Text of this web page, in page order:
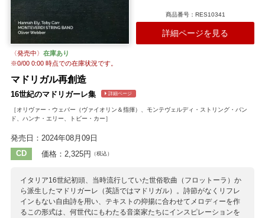
ストコフスキー自身が書き残した彼が理想とする音を目標として丁寧
にリマスター。その特異なアゴーギクや楽器法を鮮明かつダイナミッ
クに楽しむことが出来ます。 アンコールとして演奏された《ホヴァン
シチナ》の前には、ストコフスキー自身が聴衆に向かってユーモアた
っぷりに語りかける様子も収録。ファンには堪らないお宝BOXと言え
そうです。セットにブックレットは封入されておらず、収録データな
どはスリーブケースに記載されています。
収録作曲家：
G.ガブリエリ
グリンカ ショスタコーヴィチ
ストラヴィンスキー
チャイコフスキー
ティペット
ボロディン
ムソルグスキー
ワーグナー
商品番号：RES10341
詳細ページを見る
〈発売中〉 在庫あり
※0/00 0:00時点での在庫状況です。
マドリガル再創造
16世紀のマドリガーレ集 詳細ページ
［オリヴァー・ウェバー（ヴァイオリン＆指揮）、モンテヴェルディ・ストリング・バン
ド、ハンナ・エリー、トビー・カー］
発売日：2024年08月09日
CD
価格：2,325円 （税込）
イタリア16世紀初頭、当時流行していた世俗歌曲（フロットーラ）か
ら派生したマドリガーレ（英語ではマドリガル）。詩節がなくリフレ
インもない自由詩を用い、テキストの抑揚に合わせてメロディーを作
るこの形式は、何世代にもわたる音楽家たちにインスピレーションを